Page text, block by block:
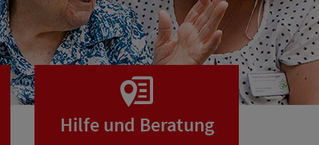
Hilfe und Beratung